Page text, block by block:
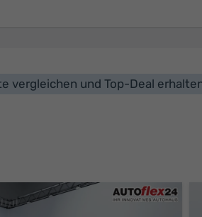
vergleichen und Top-Deal